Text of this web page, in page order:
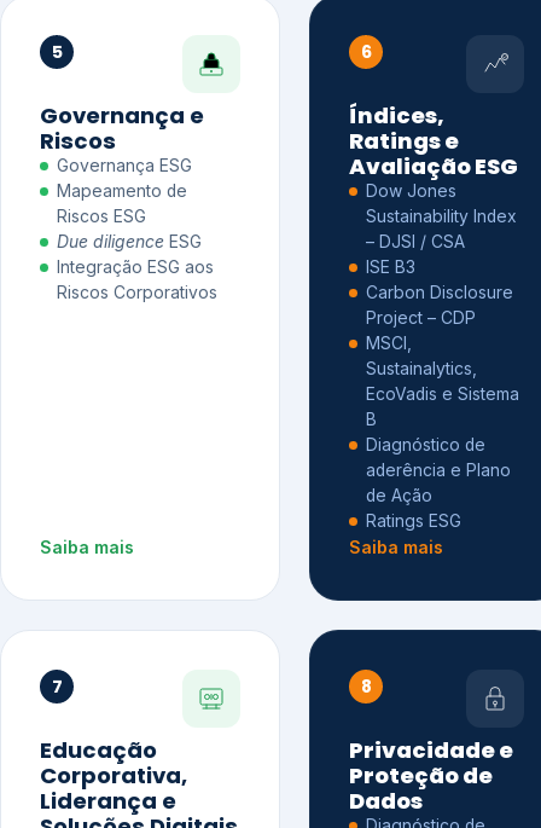
5
Governança e
Riscos
Governança ESG
Mapeamento de
Riscos ESG
Due diligence ESG
Integração ESG aos
Riscos Corporativos
Saiba mais
6
Índices,
Ratings e
Avaliação ESG
Dow Jones
Sustainability Index
– DJSI / CSA
ISE B3
Carbon Disclosure
Project – CDP
MSCI,
Sustainalytics,
EcoVadis e Sistema
B
Diagnóstico de
aderência e Plano
de Ação
Ratings ESG
Saiba mais
7
Educação
Corporativa,
Liderança e
8
Privacidade e
Proteção de
Dados